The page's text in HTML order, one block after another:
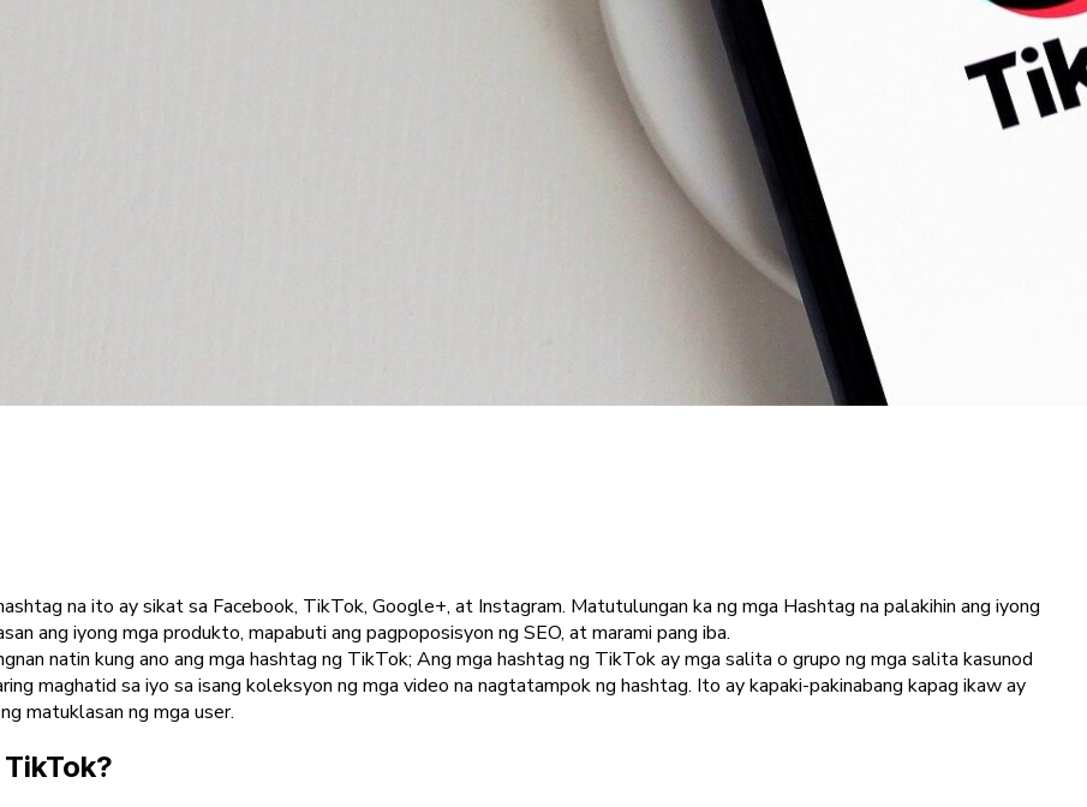
na ito ay sikat sa Facebook, TikTok, Google+, at Instagram. Matutulungan ka ng mga Hashtag na palakihin ang iyong
ang iyong mga produkto, mapabuti ang pagpoposisyon ng SEO, at marami pang iba.
natin kung ano ang mga hashtag ng TikTok; Ang mga hashtag ng TikTok ay mga salita o grupo ng mga salita kasunod
maghatid sa iyo sa isang koleksyon ng mga video na nagtatampok ng hashtag. Ito ay kapaki-pakinabang kapag ikaw ay
matuklasan ng mga user.